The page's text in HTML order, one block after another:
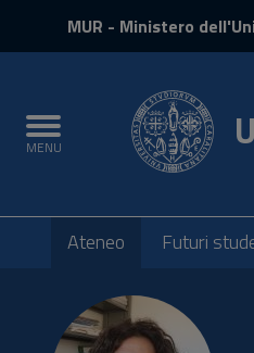
Contenuto
MUR - Ministero
Toggle
navigation
MENU
Submenu
Ateneo Futuri